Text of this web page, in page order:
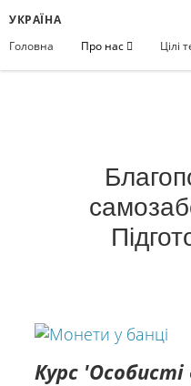
УКРАЇНА
Головна
Про нас Цілі
Курс 'Особисті